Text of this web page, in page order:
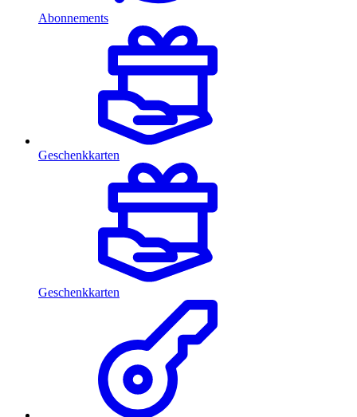
Abonnements
Geschenkkarten
Geschenkkarten